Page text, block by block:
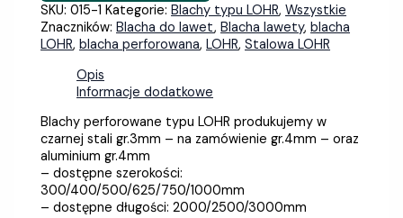
SKU:015-1 Kategorie:Blachy typu LOHR,Wszystkie
Znaczników:Blacha do lawet,Blacha lawety,blacha
LOHR,blacha perforowana,LOHR,Stalowa LOHR
Opis
Informacje dodatkowe
Blachy perforowane typu LOHR produkujemy w
czarnej stali gr.3mm – na zamówienie gr.4mm – oraz
aluminium gr.4mm
– dostępne szerokości:
300/400/500/625/750/1000mm
– dostępne długości: 2000/2500/3000mm